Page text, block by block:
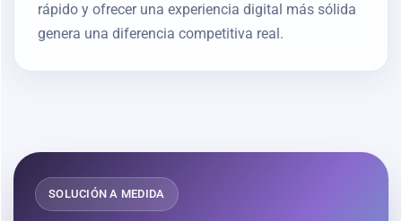
rápido y ofrecer una experiencia digital más sólida
genera una diferencia competitiva real.
SOLUCIÓN A MEDIDA